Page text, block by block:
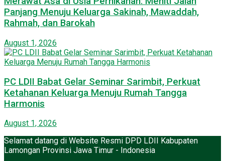
Panjang Menuju Keluarga Sakinah, Mawaddah,
Rahmah, dan Barokah
August 1, 2026
PC LDII Babat Gelar Seminar Sarimbit, Perkuat
Ketahanan Keluarga Menuju Rumah Tangga
Harmonis
August 1, 2026
Selamat datang di Website Resmi DPD LDII Kabupaten
Lamongan Provinsi Jawa Timur - Indonesia